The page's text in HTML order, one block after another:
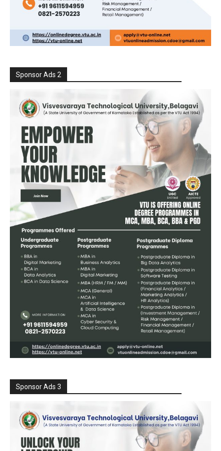
Sponsor Ads 2
Sponsor Ads 3